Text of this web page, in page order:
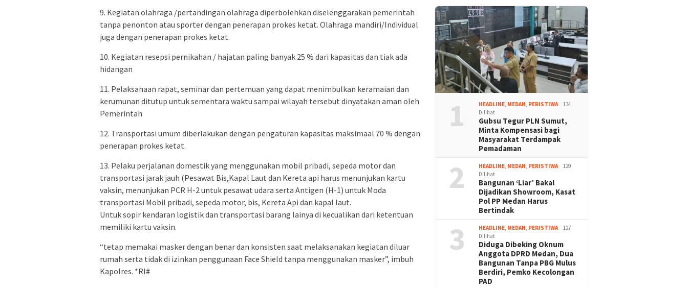
9. Kegiatan olahraga /pertandingan olahraga diperbolehkan diselenggarakan pemerintah
tanpa penonton atau sporter dengan penerapan prokes ketat. Olahraga mandiri/Individual
juga dengan penerapan prokes ketat.
10. Kegiatan resepsi pernikahan / hajatan paling banyak 25 % dari kapasitas dan tiak ada
hidangan
11. Pelaksanaan rapat, seminar dan pertemuan yang dapat menimbulkan keramaian dan
kerumunan ditutup untuk sementara waktu sampai wilayah tersebut dinyatakan aman oleh
Pemerintah
12. Transportasi umum diberlakukan dengan pengaturan kapasitas maksimaal 70 % dengan
penerapan prokes ketat.
13. Pelaku perjalanan domestik yang menggunakan mobil pribadi, sepeda motor dan
transportasi jarak jauh (Pesawat Bis,Kapal Laut dan Kereta api harus menunjukan kartu
vaksin, menunjukan PCR H-2 untuk pesawat udara serta Antigen (H-1) untuk Moda
transportasi Mobil pribadi, sepeda motor, bis, Kereta Api dan kapal laut.
Untuk sopir kendaran logistik dan transportasi barang lainya di kecualikan dari ketentuan
memiliki kartu vaksin.
“tetap memakai masker dengan benar dan konsisten saat melaksanakan kegiatan diluar
rumah serta tidak di izinkan penggunaan Face Shield tanpa menggunakan masker”, imbuh
Kapolres. *RI#
1 HEADLINE, MEDAN, PERISTIWA
134
Dilihat
Gubsu Tegur PLN Sumut,
Minta Kompensasi bagi
Masyarakat Terdampak
Pemadaman
2 HEADLINE, MEDAN, PERISTIWA
129
Dilihat
Bangunan ‘Liar’ Bakal
Dijadikan Showroom, Kasat
Pol PP Medan Harus
Bertindak
3 HEADLINE, MEDAN, PERISTIWA
127
Dilihat
Diduga Dibeking Oknum
Anggota DPRD Medan, Dua
Bangunan Tanpa PBG Mulus
Berdiri, Pemko Kecolongan
PAD